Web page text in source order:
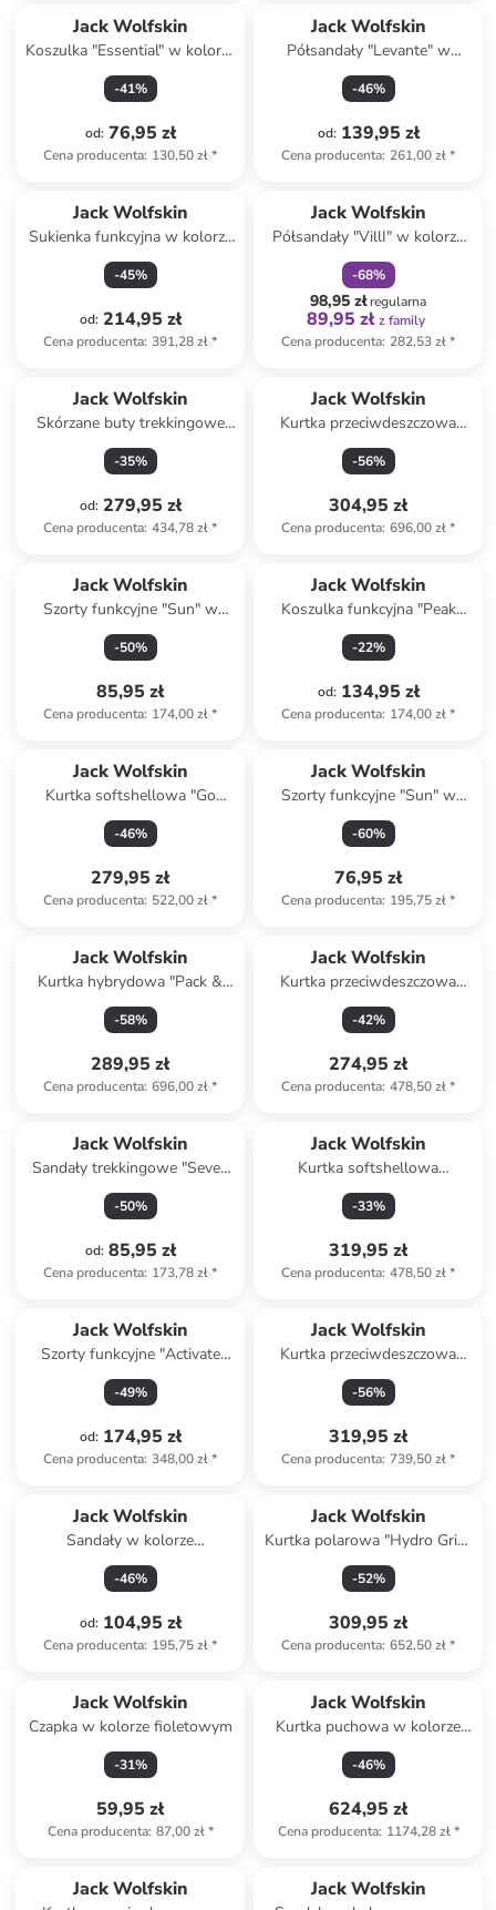
Jack Wolfskin
Koszulka "Essential" w kolorze
czarnym
-41%
od: 76,95 zł
Cena producenta: 130,50 zł*
Jack Wolfskin
Półsandały "Levante" w
kolorze granatowo-różowym
-46%
od: 139,95 zł
Cena producenta: 261,00 zł*
Jack Wolfskin
Sukienka funkcyjna w kolorze
granatowym
-45%
od: 214,95 zł
Cena producenta: 391,28 zł*
Jack Wolfskin
Półsandały "VillI" w kolorze
czarnym
-68%
98,95 złregularna
89,95 zł z family
Cena producenta: 282,53 zł*
Jack Wolfskin
Skórzane buty trekkingowe
"TEXAPORE" w kolorze
ciemnoszarym
-35%
od: 279,95 zł
Cena producenta: 434,78 zł*
Jack Wolfskin
Kurtka przeciwdeszczowa
"Besler" w kolorze fioletowym
-56%
304,95 zł
Cena producenta: 696,00 zł*
Jack Wolfskin
Szorty funkcyjne "Sun" w
kolorze khaki
-50%
85,95 zł
Cena producenta: 174,00 zł*
Jack Wolfskin
Koszulka funkcyjna "Peak
Graphic" w kolorze niebieskim
-22%
od: 134,95 zł
Cena producenta: 174,00 zł*
Jack Wolfskin
Kurtka softshellowa "Go
Hike" w kolorze
pomarańczowym
-46%
279,95 zł
Cena producenta: 522,00 zł*
Jack Wolfskin
Szorty funkcyjne "Sun" w
kolorze niebieskim
-60%
76,95 zł
Cena producenta: 195,75 zł*
Jack Wolfskin
Kurtka hybrydowa "Pack &
Go" w kolorze granatowym
-58%
289,95 zł
Cena producenta: 696,00 zł*
Jack Wolfskin
Kurtka przeciwdeszczowa
"Stormy Point" w kolorze
fioletowym
-42%
274,95 zł
Cena producenta: 478,50 zł*
Jack Wolfskin
Sandały trekkingowe "Seven
Seas" w kolorze granatowym
-50%
od: 85,95 zł
Cena producenta: 173,78 zł*
Jack Wolfskin
Kurtka softshellowa
"Bornberg" w kolorze
granatowym
-33%
319,95 zł
Cena producenta: 478,50 zł*
Jack Wolfskin
Szorty funkcyjne "Activate
Track" w kolorze granatowym
-49%
od: 174,95 zł
Cena producenta: 348,00 zł*
Jack Wolfskin
Kurtka przeciwdeszczowa
"Besler" w kolorze różowym
-56%
319,95 zł
Cena producenta: 739,50 zł*
Jack Wolfskin
Sandały w kolorze
granatowo-jasnozielonym
-46%
od: 104,95 zł
Cena producenta: 195,75 zł*
Jack Wolfskin
Kurtka polarowa "Hydro Grid"
w kolorze czarnym
-52%
309,95 zł
Cena producenta: 652,50 zł*
Jack Wolfskin
Czapka w kolorze fioletowym
-31%
59,95 zł
Cena producenta: 87,00 zł*
Jack Wolfskin
Kurtka puchowa w kolorze
zielonym
-46%
624,95 zł
Cena producenta: 1174,28 zł*
Jack Wolfskin Jack Wolfskin